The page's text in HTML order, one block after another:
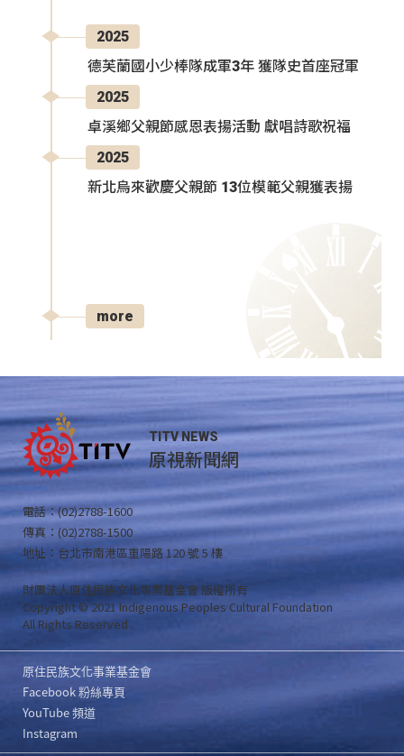
2025
德芙蘭國小少棒隊成軍3年 獲隊史首座冠軍
2025
卓溪鄉父親節感恩表揚活動 獻唱詩歌祝福
2025
新北烏來歡慶父親節 13位模範父親獲表揚
more
TITV NEWS
原視新聞網
電話：(02)2788-1600
傳真：(02)2788-1500
地址：台北市南港區重陽路 120 號 5 樓
財團法人原住民族文化事業基金會 版權所有
Copyright © 2021 Indigenous Peoples Cultural Foundation
All Rights Reserved .
原住民族文化事業基金會
Facebook 粉絲專頁
YouTube 頻道
Instagram